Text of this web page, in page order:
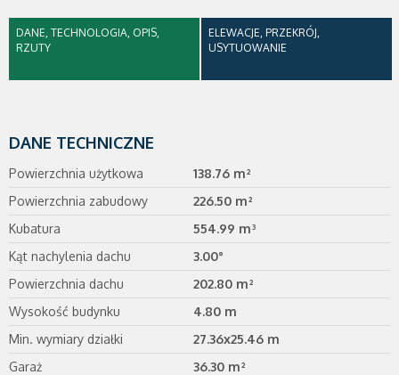
DANE, TECHNOLOGIA, OPIS,
RZUTY
ELEWACJE, PRZEKRÓJ,
USYTUOWANIE
DANE TECHNICZNE
Powierzchnia użytkowa
138.76 m²
Powierzchnia zabudowy
226.50 m²
Kubatura
554.99 m³
Kąt nachylenia dachu
3.00°
Powierzchnia dachu
202.80 m²
Wysokość budynku
4.80 m
Min. wymiary działki
27.36x25.46 m
Garaż
36.30 m²